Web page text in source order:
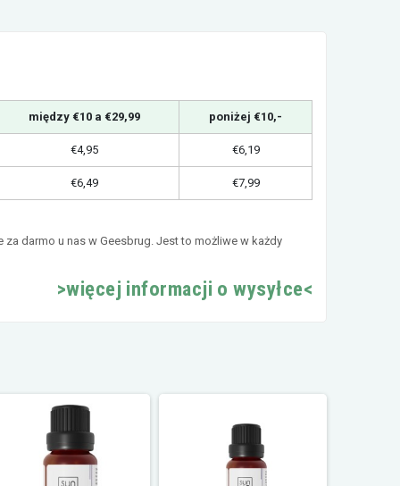
między €10 a €29,99 poniżej €10,-
€4,95 €6,19
€6,49 €7,99
darmo u nas w Geesbrug. Jest to możliwe w każdy
>więcej informacji o wysyłce<